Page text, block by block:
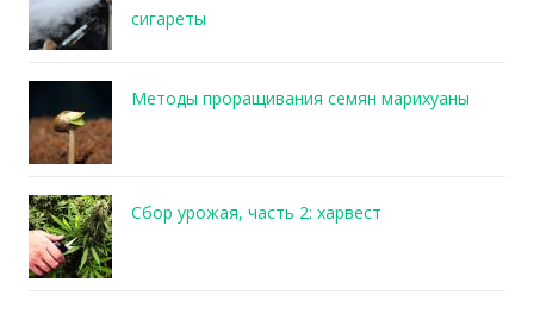
сигареты
Методы проращивания семян марихуаны
Сбор урожая, часть 2: харвест